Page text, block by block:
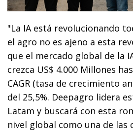
"La IA está revolucionando
el agro no es ajeno a esta
que el mercado global de la
crezca US$ 4.000 Millones
CAGR (tasa de crecimiento
del 25,5%. Deepagro lidera
Latam y buscará con esta
nivel global como una de las